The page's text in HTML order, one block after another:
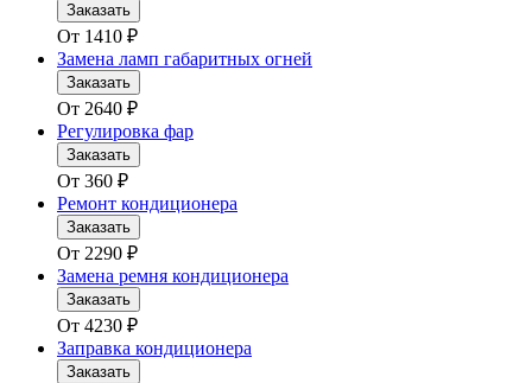
Заказать
От 1410 ₽
Замена ламп габаритных огней
Заказать
От 2640 ₽
Регулировка фар
Заказать
От 360 ₽
Ремонт кондиционера
Заказать
От 2290 ₽
Замена ремня кондиционера
Заказать
От 4230 ₽
Заправка кондиционера
Заказать